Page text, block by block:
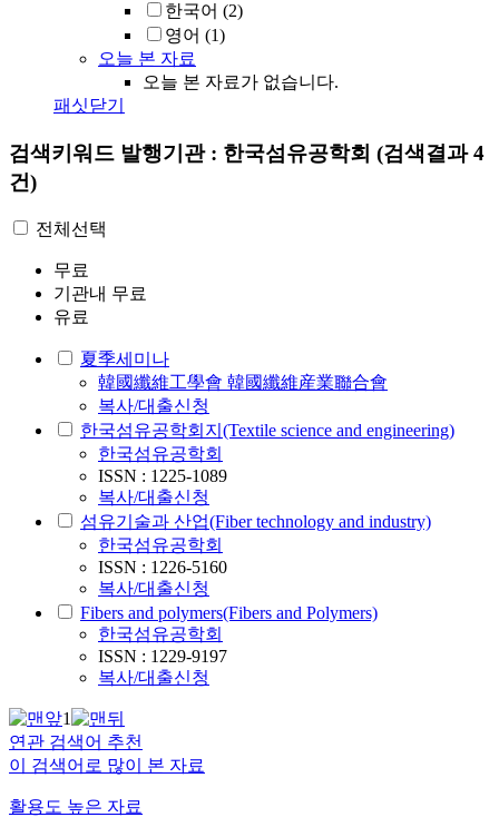
한국어 (2)
영어 (1)
오늘 본 자료
오늘 본 자료가 없습니다.
패싯닫기
검색키워드 발행기관 : 한국섬유공학회 (검색결과 4
건)
전체선택
무료
기관내 무료
유료
夏季세미나
韓國纖維工學會 韓國纖維産業聯合會
복사/대출신청
한국섬유공학회지(Textile science and engineering)
한국섬유공학회
ISSN : 1225-1089
복사/대출신청
섬유기술과 산업(Fiber technology and industry)
한국섬유공학회
ISSN : 1226-5160
복사/대출신청
Fibers and polymers(Fibers and Polymers)
한국섬유공학회
ISSN : 1229-9197
복사/대출신청
1
연관 검색어 추천
이 검색어로 많이 본 자료
활용도 높은 자료